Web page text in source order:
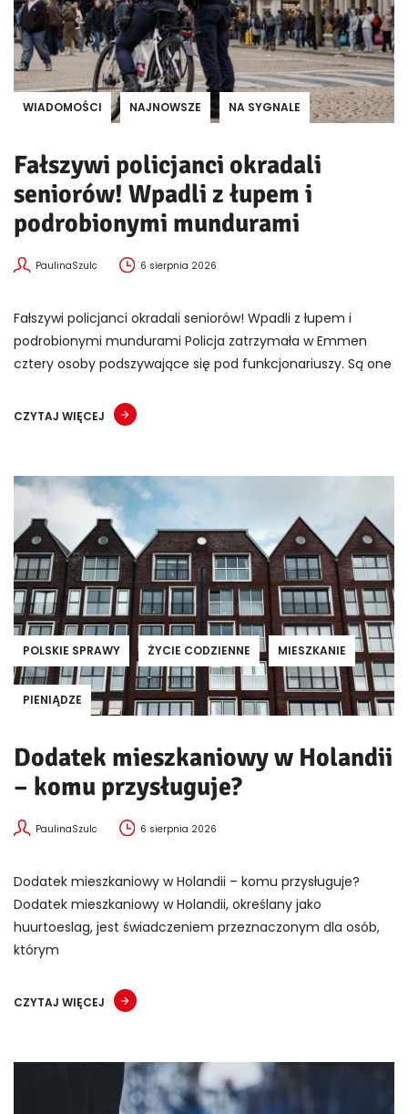
WIADOMOŚCI NAJNOWSZE NA SYGNALE
Fałszywi policjanci okradali
seniorów! Wpadli z łupem i
podrobionymi mundurami
PaulinaSzulc 6 sierpnia 2026
Fałszywi policjanci okradali seniorów! Wpadli z łupem i
podrobionymi mundurami Policja zatrzymała w Emmen
cztery osoby podszywające się pod funkcjonariuszy. Są one
CZYTAJ WIĘCEJ
POLSKIE SPRAWY ŻYCIE CODZIENNE MIESZKANIE
PIENIĄDZE
Dodatek mieszkaniowy w Holandii
– komu przysługuje?
PaulinaSzulc 6 sierpnia 2026
Dodatek mieszkaniowy w Holandii – komu przysługuje?
Dodatek mieszkaniowy w Holandii, określany jako
huurtoeslag, jest świadczeniem przeznaczonym dla osób,
którym
CZYTAJ WIĘCEJ